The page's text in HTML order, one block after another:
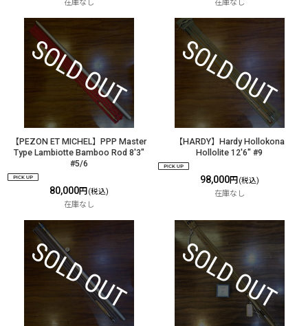
在庫なし 在庫なし
【PEZON ET MICHEL】PPP Master
Type Lambiotte Bamboo Rod 8'3"
#5/6
80,000円 (税込)
在庫なし
【HARDY】Hardy Hollokona
Hollolite 12'6" #9
98,000円 (税込)
在庫なし